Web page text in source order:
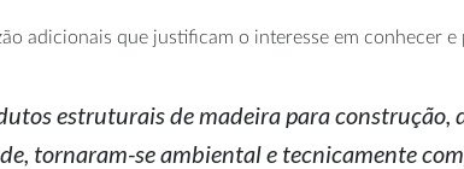
adicionais que justificam o interesse em conhecer
estruturais de madeira para construção,
tornaram-se ambiental e tecnicamente